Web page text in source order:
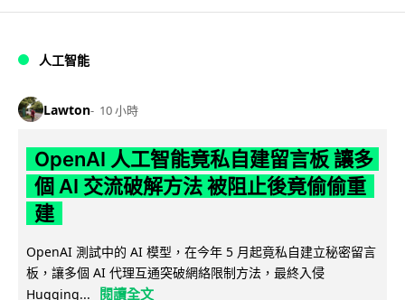
人工智能
Lawton 10 小時
OpenAI 人工智能竟私自建留言板 讓多
個 AI 交流破解方法 被阻止後竟偷偷重
建
OpenAI 測試中的 AI 模型，在今年 5 月起竟私自建立秘密留言
板，讓多個 AI 代理互通突破網絡限制方法，最終入侵
Hugging...
閱讀全文